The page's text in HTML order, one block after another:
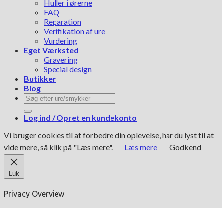
Huller i ørerne
FAQ
Reparation
Verifikation af ure
Vurdering
Eget Værksted
Gravering
Special design
Butikker
Blog
Søg
efter:
Log ind / Opret en kundekonto
Vi bruger cookies til at forbedre din oplevelse, har du lyst til at
vide mere, så klik på "Læs mere".
Læs mere Godkend
Luk
Privacy Overview